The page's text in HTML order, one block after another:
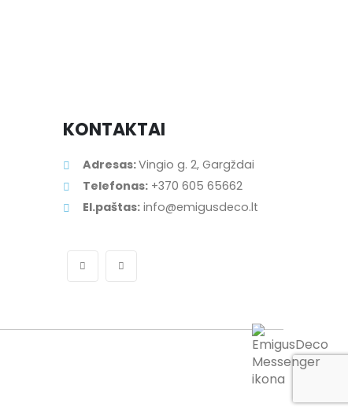
KONTAKTAI
Adresas:Vingio g. 2, Gargždai
Telefonas: +370 605 65662
El.paštas: info@emigusdeco.lt